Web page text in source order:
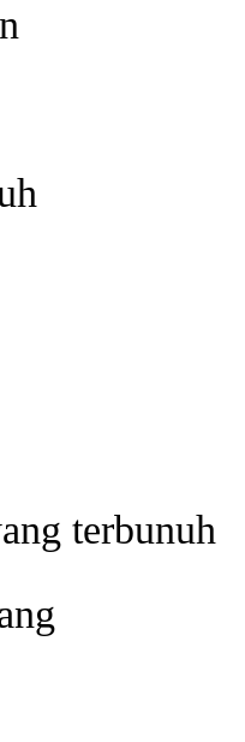
terbunuh